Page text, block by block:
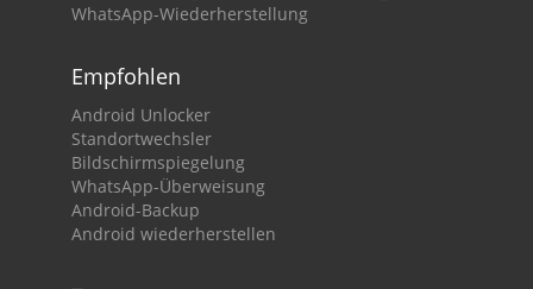
WhatsApp-Wiederherstellung
Empfohlen
Android Unlocker
Standortwechsler
Bildschirmspiegelung
WhatsApp-Überweisung
Android-Backup
Android wiederherstellen